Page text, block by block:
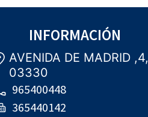
INFORMACIÓN
AVENIDA DE MADRID ,4,
03330
965400448
365440142